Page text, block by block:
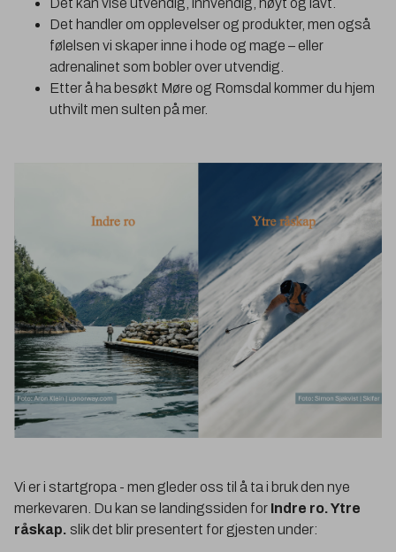
Det handler om opplevelser og produkter, men også
følelsen vi skaper inne i hode og mage – eller
adrenalinet som bobler over utvendig.
Etter å ha besøkt Møre og Romsdal kommer du hjem
uthvilt men sulten på mer.
Vi er i startgropa - men gleder oss til å ta i bruk den nye
merkevaren. Du kan se landingssiden for Indre ro. Ytre
råskap. slik det blir presentert for gjesten under: